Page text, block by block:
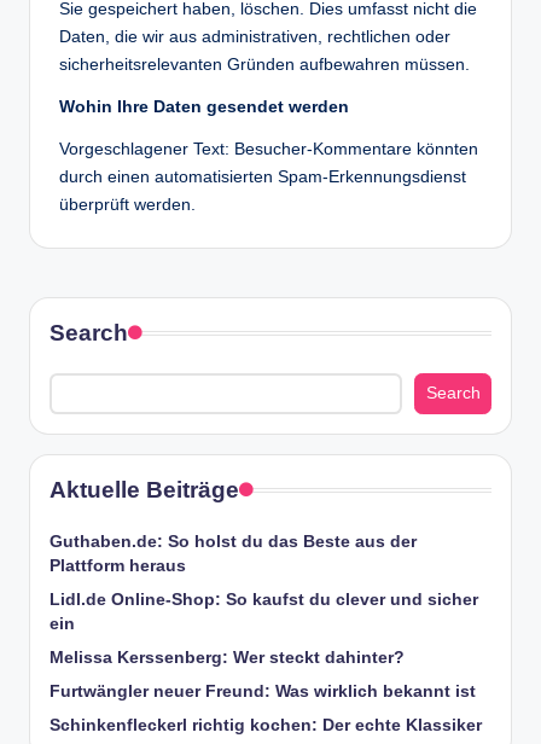
Sie gespeichert haben, löschen. Dies umfasst nicht die
Daten, die wir aus administrativen, rechtlichen oder
sicherheitsrelevanten Gründen aufbewahren müssen.
Wohin Ihre Daten gesendet werden
Vorgeschlagener Text: Besucher-Kommentare könnten
durch einen automatisierten Spam-Erkennungsdienst
überprüft werden.
Search
Search
Aktuelle Beiträge
Guthaben.de: So holst du das Beste aus der
Plattform heraus
Lidl.de Online-Shop: So kaufst du clever und sicher
ein
Melissa Kerssenberg: Wer steckt dahinter?
Furtwängler neuer Freund: Was wirklich bekannt ist
Schinkenfleckerl richtig kochen: Der echte Klassiker